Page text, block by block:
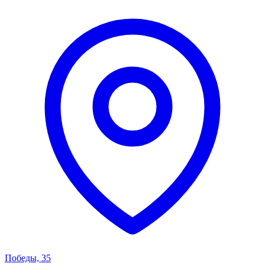
Победы, 35